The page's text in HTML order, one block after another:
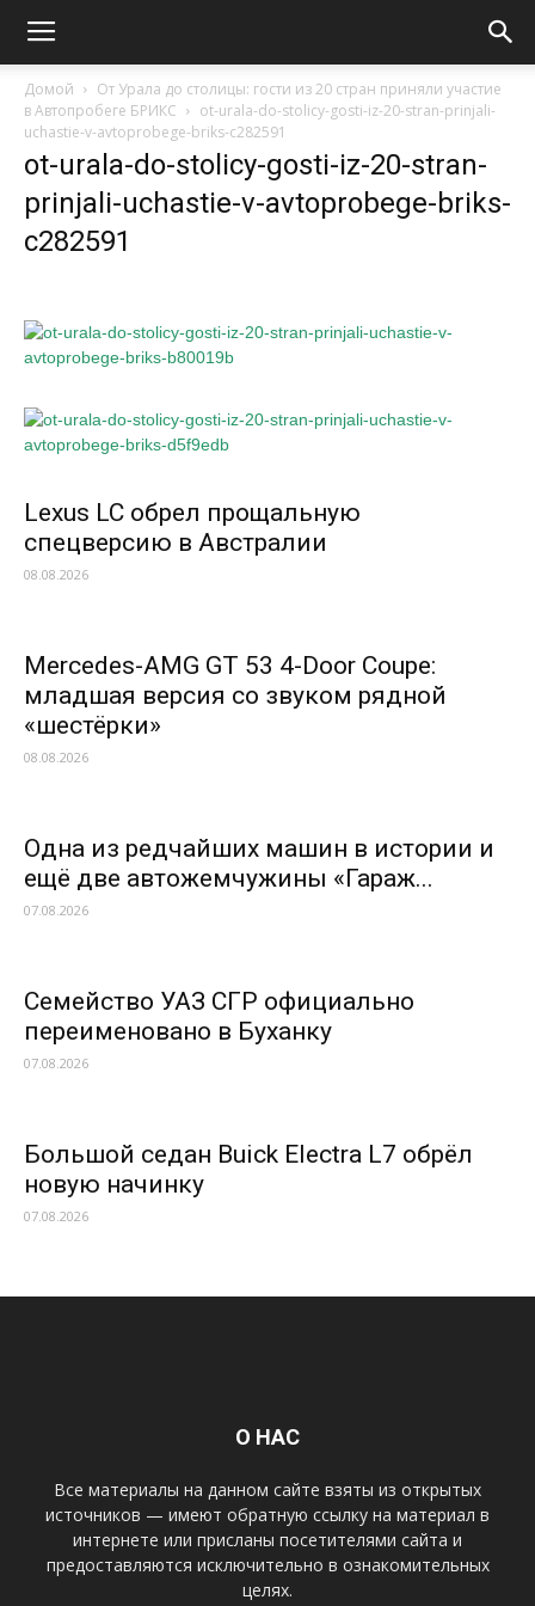
Домой
От Урала до столицы: гости из 20 стран приняли участие
в Автопробеге БРИКС
ot-urala-do-stolicy-gosti-iz-20-stran-prinjali-
uchastie-v-avtoprobege-briks-c282591
ot-urala-do-stolicy-gosti-iz-20-stran-
prinjali-uchastie-v-avtoprobege-briks-
c282591
Lexus LC обрел прощальную
спецверсию в Австралии
08.08.2026
Mercedes-AMG GT 53 4-Door Coupe:
младшая версия со звуком рядной
«шестёрки»
08.08.2026
Одна из редчайших машин в истории и
ещё две автожемчужины «Гараж...
07.08.2026
Семейство УАЗ СГР официально
переименовано в Буханку
07.08.2026
Большой седан Buick Electra L7 обрёл
новую начинку
07.08.2026
О НАС
Все материалы на данном сайте взяты из открытых
источников — имеют обратную ссылку на материал в
интернете или присланы посетителями сайта и
предоставляются исключительно в ознакомительных
целях.